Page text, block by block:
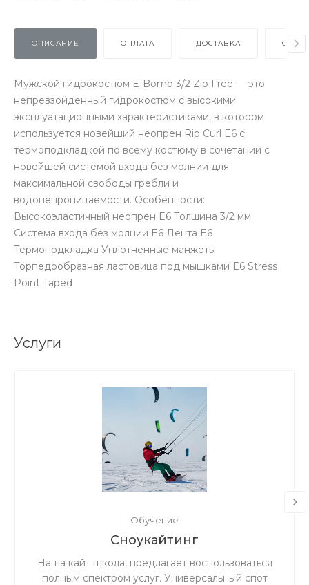
ОПИСАНИЕ ОПЛАТА ДОСТАВКА
Мужской гидрокостюм E-Bomb 3/2 Zip Free — это
непревзойденный гидрокостюм с высокими
эксплуатационными характеристиками, в котором
используется новейший неопрен Rip Curl E6 с
термоподкладкой по всему костюму в сочетании с
новейшей системой входа без молнии для
максимальной свободы гребли и
водонепроницаемости. Особенности:
Высокоэластичный неопрен E6 Толщина 3/2 мм
Система входа без молнии E6 Лента E6
Термоподкладка Уплотненные манжеты
Торпедообразная ластовица под мышками E6 Stress
Point Taped
Услуги
Обучение
Сноукайтинг
Наша кайт школа, предлагает воспользоваться
полным спектром услуг. Универсальный спот